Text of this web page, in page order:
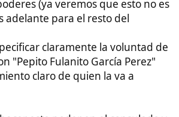
que se vea claramente.
pasa nada.